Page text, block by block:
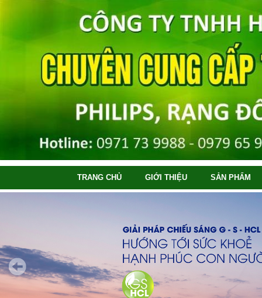
TRANG CHỦ GIỚI THIỆU SẢN PHẨM